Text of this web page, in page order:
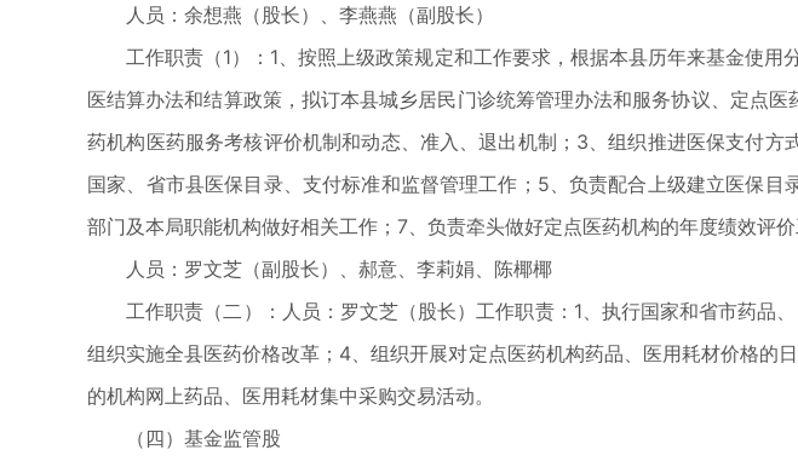
人员：余想燕（股长）、李燕燕（副股长）
工作职责（1）：1、按照上级政策规定和工作要求，根据本县历年来基金使用
医结算办法和结算政策，拟订本县城乡居民门诊统筹管理办法和服务协议、定点
药机构医药服务考核评价机制和动态、准入、退出机制；3、组织推进医保支付
国家、省市县医保目录、支付标准和监督管理工作；5、负责配合上级建立医保
部门及本局职能机构做好相关工作；7、负责牵头做好定点医药机构的年度绩效评价
人员：罗文芝（副股长）、郝意、李莉娟、陈椰椰
工作职责（二）：人员：罗文芝（股长）工作职责：1、执行国家和省市药品
组织实施全县医药价格改革；4、组织开展对定点医药机构药品、医用耗材价格
的机构网上药品、医用耗材集中采购交易活动。
（四）基金监管股